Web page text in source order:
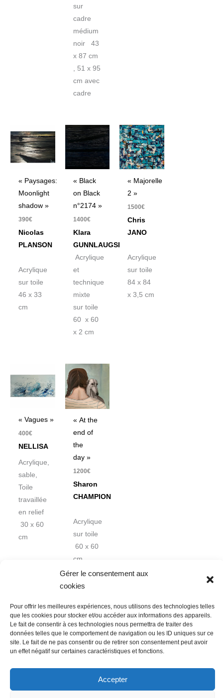
Gérer le consentement aux
cookies
Pour offrir les meilleures expériences, nous utilisons des technologies telles
que les cookies pour stocker et/ou accéder aux informations des appareils.
Le fait de consentir à ces technologies nous permettra de traiter des
données telles que le comportement de navigation ou les ID uniques sur ce
site. Le fait de ne pas consentir ou de retirer son consentement peut avoir
un effet négatif sur certaines caractéristiques et fonctions.
Accepter
sur
cadre
médium
noir 43
x 87 cm
, 51 x 95
cm avec
cadre
« Paysages:
Moonlight
shadow »
390€
Nicolas
PLANSON
Acrylique
sur toile
46 x 33
cm
« Black
on Black
n°2174 »
1400€
Klara
GUNNLAUGSDOTTIR
Acrylique
et
technique
mixte
sur toile
60 x 60
x 2 cm
« Majorelle
2 »
1500€
Chris
JANO
Acrylique
sur toile
84 x 84
x 3,5 cm
« Vagues »
400€
NELLISA
Acrylique,
sable,
Toile
travaillée
en relief
30 x 60
cm
« At the
end of
the
day »
1200€
Sharon
CHAMPION
Acrylique
sur toile
60 x 60
cm
Nous contacter
Conditions Générales de Ventes
Politique de confidentialité
Mentions légales